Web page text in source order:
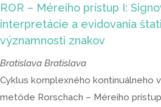
ROR – Méreiho prístup I:
interpretácie a evidovania
významnosti znakov
Bratislava Bratislava
Cyklus komplexného kontinuálneho
metóde Rorschach – Méreiho